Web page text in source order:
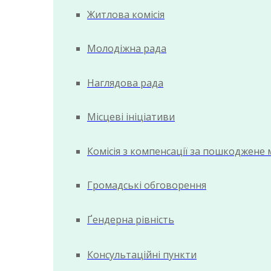
Житлова комісія
Молодіжна рада
Наглядова рада
Місцеві ініціативи
Комісія з компенсації за пошкоджене
Громадські обговорення
Ґендерна рівність
Консультаційні пункти